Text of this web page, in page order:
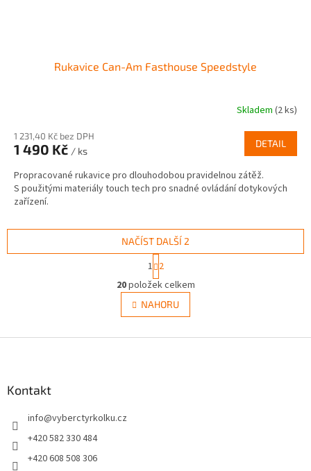
Rukavice Can-Am Fasthouse Speedstyle
Skladem (2 ks)
1 231,40 Kč bez DPH
1 490 Kč / ks
DETAIL
Propracované rukavice pro dlouhodobou pravidelnou zátěž.
S použitými materiály touch tech pro snadné ovládání dotykových
zařízení.
O
v
l
á
NAČÍST DALŠÍ 2
t
r
á
n
k
v
1 2
20položek celkem
NAHORU
Kontakt
info@vyberctyrkolku.cz
+420 582 330 484
+420 608 508 306